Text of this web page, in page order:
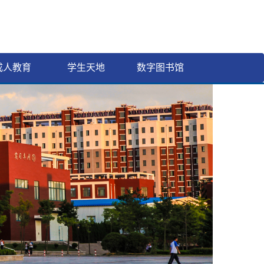
人教育 学生天地 数字图书馆